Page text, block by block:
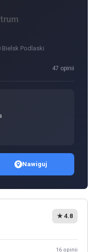
Bielsk Podlaski
47 opinii
Nawiguj
★ 4.8
16 opinii